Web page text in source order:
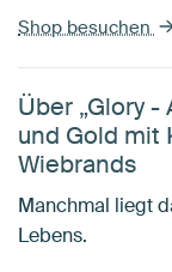
Shop besuchen
Über „Glory
und Gold mit
Wiebrands
Manchmal liegt
Lebens.